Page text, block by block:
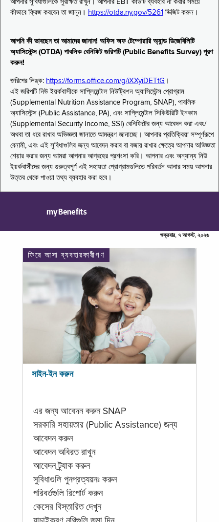
আপনার সুবিধাগুলিকে সুরক্ষিত রাখুন। আপনার EBT কার্ডটি ব্যবহার না করার সময়ে
কীভাবে ফ্রিজ করবেন তা জানুন। https://otda.ny.gov/5261 ভিজিট করুন।
আপনি কী ভাবছেন তা আমাদের জানান! অফিস অফ টেম্পোরারি অ্যান্ড ডিজেবিলিটি
অ্যাসিস্টেন্স (OTDA) পাবলিক বেনিফিট জরিপটি (Public Benefits Survey) পূরণ
করুন!
জরিপের লিঙ্ক: https://forms.office.com/g/iXXyiDETtG ।
এই জরিপটি নিউ ইয়র্কবাসীকে সাপ্লিমেন্টাল নিউট্রিশন অ্যাসিস্টেন্স প্রোগ্রাম
(Supplemental Nutrition Assistance Program, SNAP), পাবলিক
অ্যাসিস্টেন্স (Public Assistance, PA), এবং সাপ্লিমেন্টাল সিকিউরিটি ইনকাম
(Supplemental Security Income, SSI) বেনিফিটের জন্য আবেদন করা এবং/
অথবা তা ধরে রাখার অভিজ্ঞতা জানাতে আমন্ত্রণ জানাচ্ছে। আপনার প্রতিক্রিয়া সম্পূর্ণরূপে
বেনামী, এবং এই সুবিধাগুলির জন্য আবেদন করার বা বজায় রাখার ক্ষেত্রে আপনার অভিজ্ঞতা
শেয়ার করার জন্য আমরা আপনার আগ্রহের প্রশংসা করি। আপনার এবং অন্যান্য নিউ
ইয়র্কবাসীদের জন্য গুরুত্বপূর্ণ এই সহায়তা প্রোগ্রামগুলিতে পরিবর্তন আনার সময় আপনার
উত্তর থেকে পাওয়া তথ্য ব্যবহার করা হবে।
myBenefits
শুক্রবার, ৭ আগস্ট, ২০২৬
ফিরে আসা ব্যবহারকারীগণ
সাইন-ইন করুন
এর জন্য আবেদন করুন SNAP
সরকারি সহায়তার (Public Assistance) জন্য
আবেদন করুন
আবেদন অবিরত রাখুন
আবেদন ট্র্যাক করুন
সুবিধাগুলি পুনপ্রত্যয়নঃ করুন
পরিবর্তগুলি রিপোর্ট করুন
কেসের বিস্তারিত দেখুন